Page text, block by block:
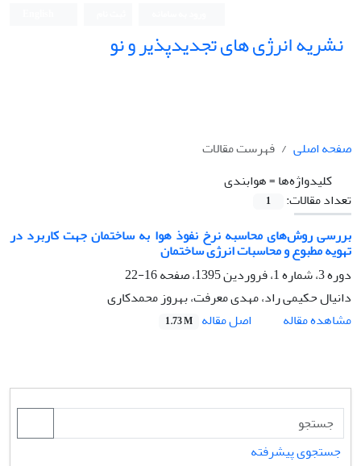
نشریه انرژی های تجدیدپذیر و نو
صفحه اصلی
فهرست مقالات
کلیدواژه‌ها =هوابندی
تعداد مقالات:
1
بررسی روش‌های محاسبه نرخ نفوذ هوا به ساختمان جهت کاربرد در
تهویه مطبوع و محاسبات انرژی ساختمان
دوره 3، شماره 1، فروردین 1395، صفحه
16-22
دانیال حکیمی راد، مهدی معرفت، بهروز محمدکاری
مشاهده مقاله
اصل مقاله 1.73 M
جستجوی پیشرفته